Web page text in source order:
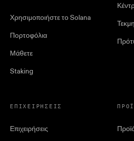
Χρησιμοποιήστε το Solana
Πορτοφόλια
Μάθετε
Staking
ΕΠΙΧΕΙΡΉΣΕΙΣ
Επιχειρήσεις